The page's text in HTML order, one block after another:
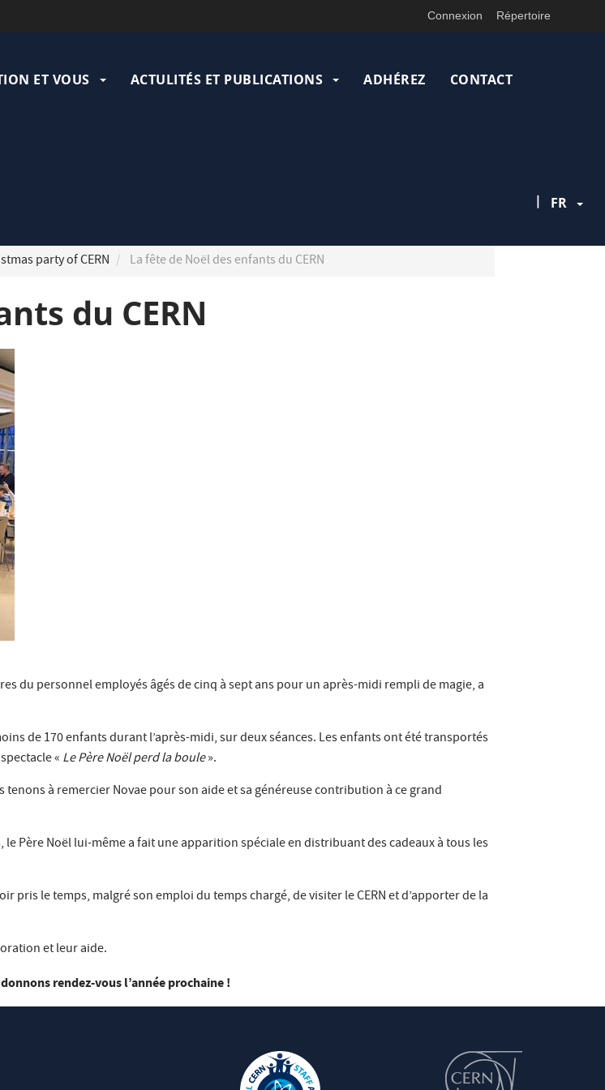
Connexion Répertoire
ET VOUS ACTULITÉS ET PUBLICATIONS ADHÉREZ CONTACT
| FR
party of CERN La fête de Noël des enfants du CERN
du CERN
du personnel employés âgés de cinq à sept ans pour un après-midi rempli de magie, a
de 170 enfants durant l’après-midi, sur deux séances. Les enfants ont été transportés
« Le Père Noël perd la boule».
à remercier Novae pour son aide et sa généreuse contribution à ce grand
Père Noël lui-même a fait une apparition spéciale en distribuant des cadeaux à tous les
pris le temps, malgré son emploi du temps chargé, de visiter le CERN et d’apporter de la
et leur aide.
rendez-vous l’année prochaine !